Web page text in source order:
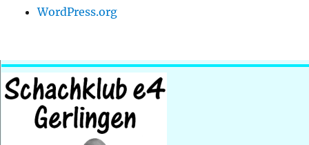
WordPress.org